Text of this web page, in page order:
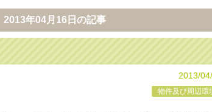
2013年04月16日 の記事
2013/
物件及び周辺環